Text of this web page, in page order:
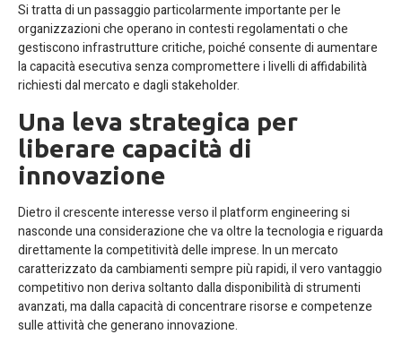
Si tratta di un passaggio particolarmente importante per le
organizzazioni che operano in contesti regolamentati o che
gestiscono infrastrutture critiche, poiché consente di aumentare
la capacità esecutiva senza compromettere i livelli di affidabilità
richiesti dal mercato e dagli stakeholder.
Una leva strategica per
liberare capacità di
innovazione
Dietro il crescente interesse verso il platform engineering si
nasconde una considerazione che va oltre la tecnologia e riguarda
direttamente la competitività delle imprese. In un mercato
caratterizzato da cambiamenti sempre più rapidi, il vero vantaggio
competitivo non deriva soltanto dalla disponibilità di strumenti
avanzati, ma dalla capacità di concentrare risorse e competenze
sulle attività che generano innovazione.